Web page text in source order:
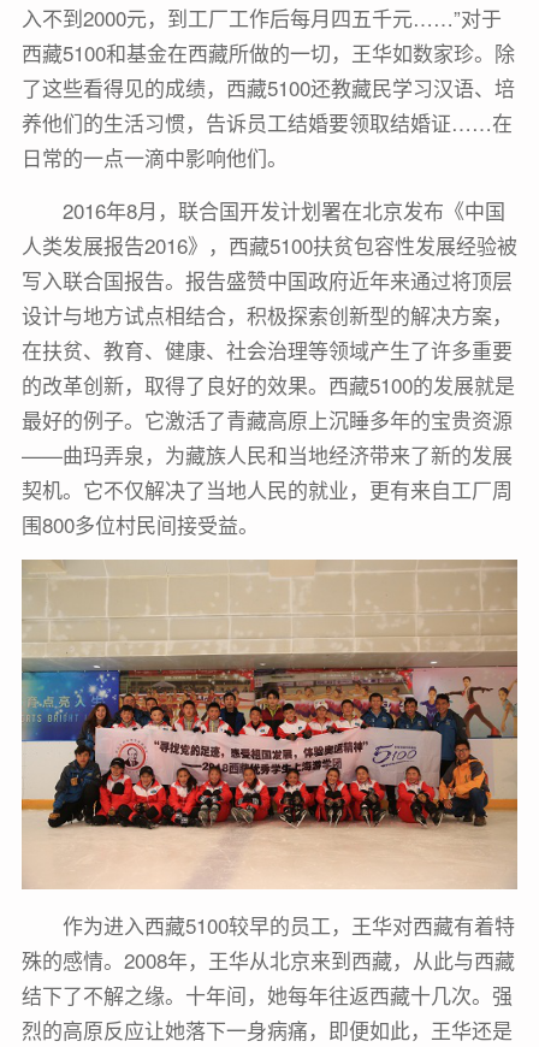
入不到2000元，到工厂工作后每月四五千元……”对于
西藏5100和基金在西藏所做的一切，王华如数家珍。除
了这些看得见的成绩，西藏5100还教藏民学习汉语、培
养他们的生活习惯，告诉员工结婚要领取结婚证……在
日常的一点一滴中影响他们。
2016年8月，联合国开发计划署在北京发布《中国
人类发展报告2016》，西藏5100扶贫包容性发展经验被
写入联合国报告。报告盛赞中国政府近年来通过将顶层
设计与地方试点相结合，积极探索创新型的解决方案，
在扶贫、教育、健康、社会治理等领域产生了许多重要
的改革创新，取得了良好的效果。西藏5100的发展就是
最好的例子。它激活了青藏高原上沉睡多年的宝贵资源
——曲玛弄泉，为藏族人民和当地经济带来了新的发展
契机。它不仅解决了当地人民的就业，更有来自工厂周
围800多位村民间接受益。
作为进入西藏5100较早的员工，王华对西藏有着特
殊的感情。2008年，王华从北京来到西藏，从此与西藏
结下了不解之缘。十年间，她每年往返西藏十几次。强
烈的高原反应让她落下一身病痛，即便如此，王华还是